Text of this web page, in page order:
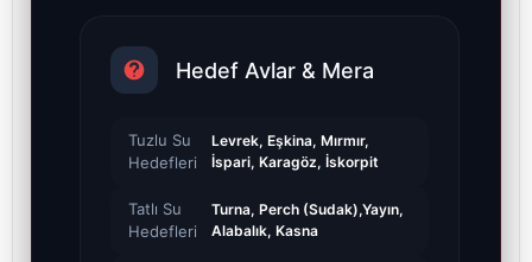
Hedef Avlar & Mera
Tuzlu Su
Hedefleri
Levrek, Eşkina, Mırmır,
İspari, Karagöz, İskorpit
Tatlı Su
Hedefleri
Turna, Perch (Sudak),Yayın,
Alabalık, Kasna